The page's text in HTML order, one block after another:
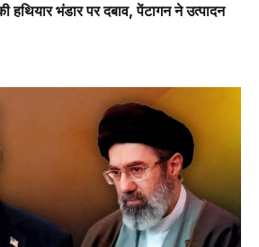
हथियार भंडार पर दबाव, पेंटागन ने उत्पादन